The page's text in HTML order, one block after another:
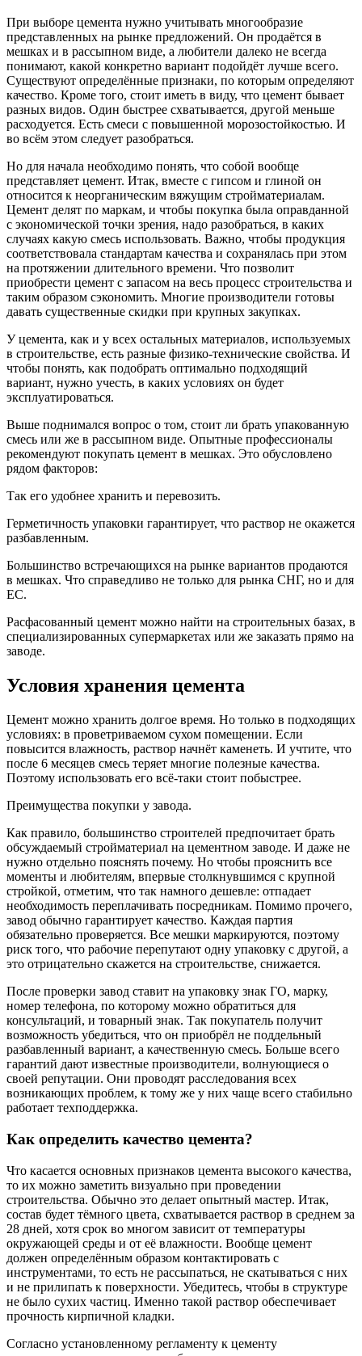
При выборе цемента нужно учитывать многообразие
представленных на рынке предложений. Он продаётся в
мешках и в рассыпном виде, а любители далеко не всегда
понимают, какой конкретно вариант подойдёт лучше всего.
Существуют определённые признаки, по которым определяют
качество. Кроме того, стоит иметь в виду, что цемент бывает
разных видов. Один быстрее схватывается, другой меньше
расходуется. Есть смеси с повышенной морозостойкостью. И
во всём этом следует разобраться.
Но для начала необходимо понять, что собой вообще
представляет цемент. Итак, вместе с гипсом и глиной он
относится к неорганическим вяжущим стройматериалам.
Цемент делят по маркам, и чтобы покупка была оправданной
с экономической точки зрения, надо разобраться, в каких
случаях какую смесь использовать. Важно, чтобы продукция
соответствовала стандартам качества и сохранялась при этом
на протяжении длительного времени. Что позволит
приобрести цемент с запасом на весь процесс строительства и
таким образом сэкономить. Многие производители готовы
давать существенные скидки при крупных закупках.
У цемента, как и у всех остальных материалов, используемых
в строительстве, есть разные физико-технические свойства. И
чтобы понять, как подобрать оптимально подходящий
вариант, нужно учесть, в каких условиях он будет
эксплуатироваться.
Выше поднимался вопрос о том, стоит ли брать упакованную
смесь или же в рассыпном виде. Опытные профессионалы
рекомендуют покупать цемент в мешках. Это обусловлено
рядом факторов:
Так его удобнее хранить и перевозить.
Герметичность упаковки гарантирует, что раствор не окажется
разбавленным.
Большинство встречающихся на рынке вариантов продаются
в мешках. Что справедливо не только для рынка СНГ, но и для
ЕС.
Расфасованный цемент можно найти на строительных базах, в
специализированных супермаркетах или же заказать прямо на
заводе.
Условия хранения цемента
Цемент можно хранить долгое время. Но только в подходящих
условиях: в проветриваемом сухом помещении. Если
повысится влажность, раствор начнёт каменеть. И учтите, что
после 6 месяцев смесь теряет многие полезные качества.
Поэтому использовать его всё-таки стоит побыстрее.
Преимущества покупки у завода.
Как правило, большинство строителей предпочитает брать
обсуждаемый стройматериал на цементном заводе. И даже не
нужно отдельно пояснять почему. Но чтобы прояснить все
моменты и любителям, впервые столкнувшимся с крупной
стройкой, отметим, что так намного дешевле: отпадает
необходимость переплачивать посредникам. Помимо прочего,
завод обычно гарантирует качество. Каждая партия
обязательно проверяется. Все мешки маркируются, поэтому
риск того, что рабочие перепутают одну упаковку с другой, а
это отрицательно скажется на строительстве, снижается.
После проверки завод ставит на упаковку знак ГО, марку,
номер телефона, по которому можно обратиться для
консультаций, и товарный знак. Так покупатель получит
возможность убедиться, что он приобрёл не поддельный
разбавленный вариант, а качественную смесь. Больше всего
гарантий дают известные производители, волнующиеся о
своей репутации. Они проводят расследования всех
возникающих проблем, к тому же у них чаще всего стабильно
работает техподдержка.
Как определить качество цемента?
Что касается основных признаков цемента высокого качества,
то их можно заметить визуально при проведении
строительства. Обычно это делает опытный мастер. Итак,
состав будет тёмного цвета, схватывается раствор в среднем за
28 дней, хотя срок во многом зависит от температуры
окружающей среды и от её влажности. Вообще цемент
должен определённым образом контактировать с
инструментами, то есть не рассыпаться, не скатываться с них
и не прилипать к поверхности. Убедитесь, чтобы в структуре
не было сухих частиц. Именно такой раствор обеспечивает
прочность кирпичной кладки.
Согласно установленному регламенту к цементу